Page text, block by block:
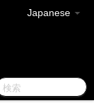
Japanese